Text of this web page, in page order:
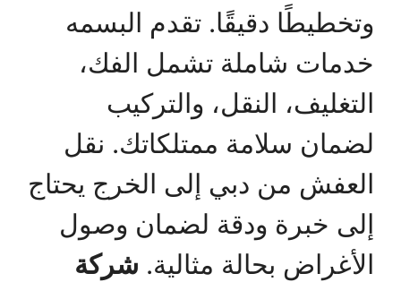
وتخطيطًا دقيقًا. تقدم البسمه
خدمات شاملة تشمل الفك،
التغليف، النقل، والتركيب
لضمان سلامة ممتلكاتك. نقل
العفش من دبي إلى الخرج يحتاج
إلى خبرة ودقة لضمان وصول
الأغراض بحالة مثالية. شركة